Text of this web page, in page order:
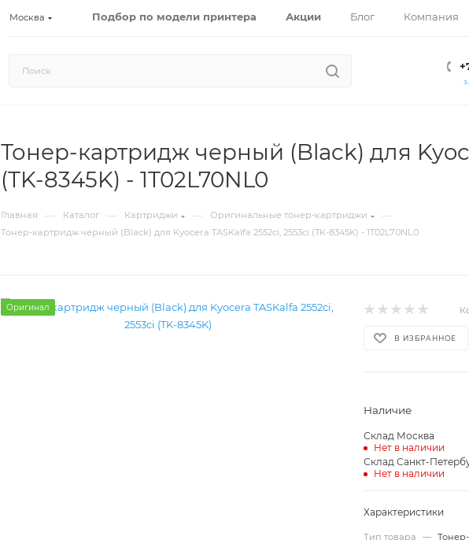
Москва Подбор по модели принтера Акции Блог Компания
Тонер-картридж черный (Black) для
(TK-8345K) - 1T02L70NL0
Главная — Каталог — Картриджи — Оригинальные тонер-картриджи —
Тонер-картридж черный (Black) для Kyocera TASKalfa 2552ci, 2553ci (TK-8345K) - 1T02L70NL0
Оригинал
В ИЗБРАННОЕ
Наличие
Склад Москва
Нет в наличии
Склад Санкт-
Нет в наличии
Характеристики
Тип товара —